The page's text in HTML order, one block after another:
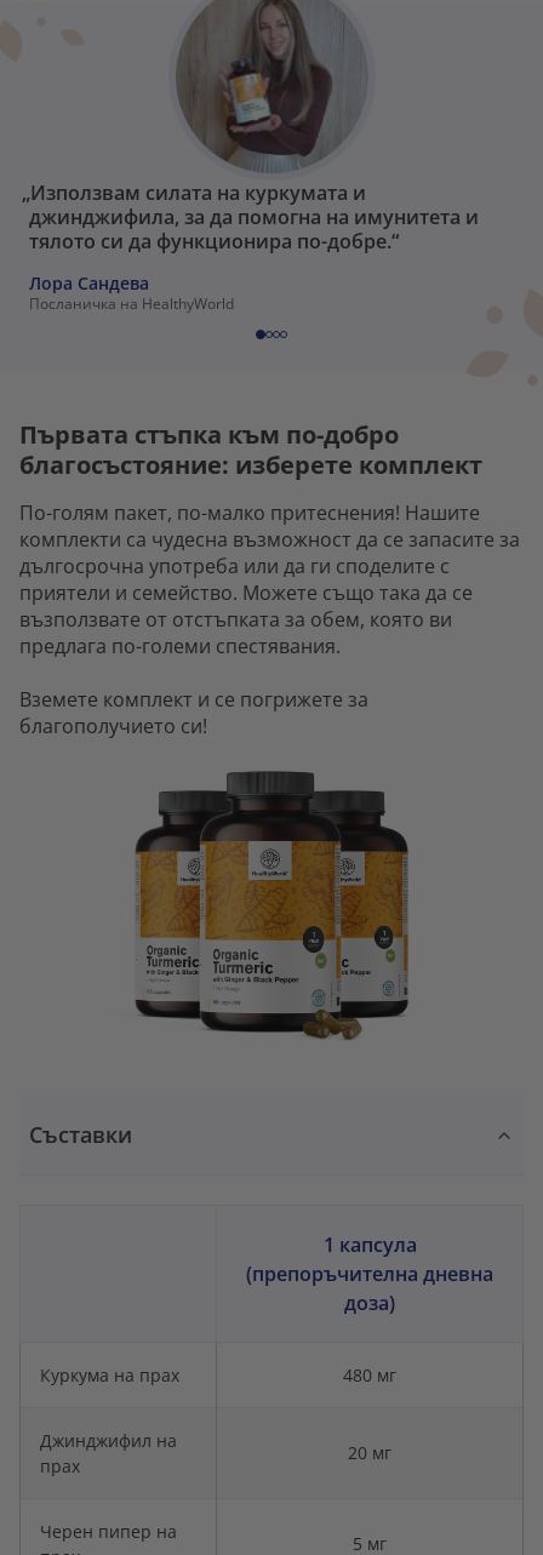
„Използвам силата на куркумата и
джинджифила, за да помогна на имунитета и
тялото си да функционира по-добре.“
Лора Сандева
Посланичка на HealthyWorld
Първата стъпка към по-добро
благосъстояние: изберете комплект
По-голям пакет, по-малко притеснения! Нашите
комплекти са чудесна възможност да се запасите за
дългосрочна употреба или да ги споделите с
приятели и семейство. Можете също така да се
възползвате от отстъпката за обем, която ви
предлага по-големи спестявания.
Вземете комплект и се погрижете за
благополучието си!
Съставки
1 капсула
(препоръчителна дневна
доза)
Куркума на прах 480 мг
Джинджифил на
прах
20 мг
Черен пипер на
5 мг